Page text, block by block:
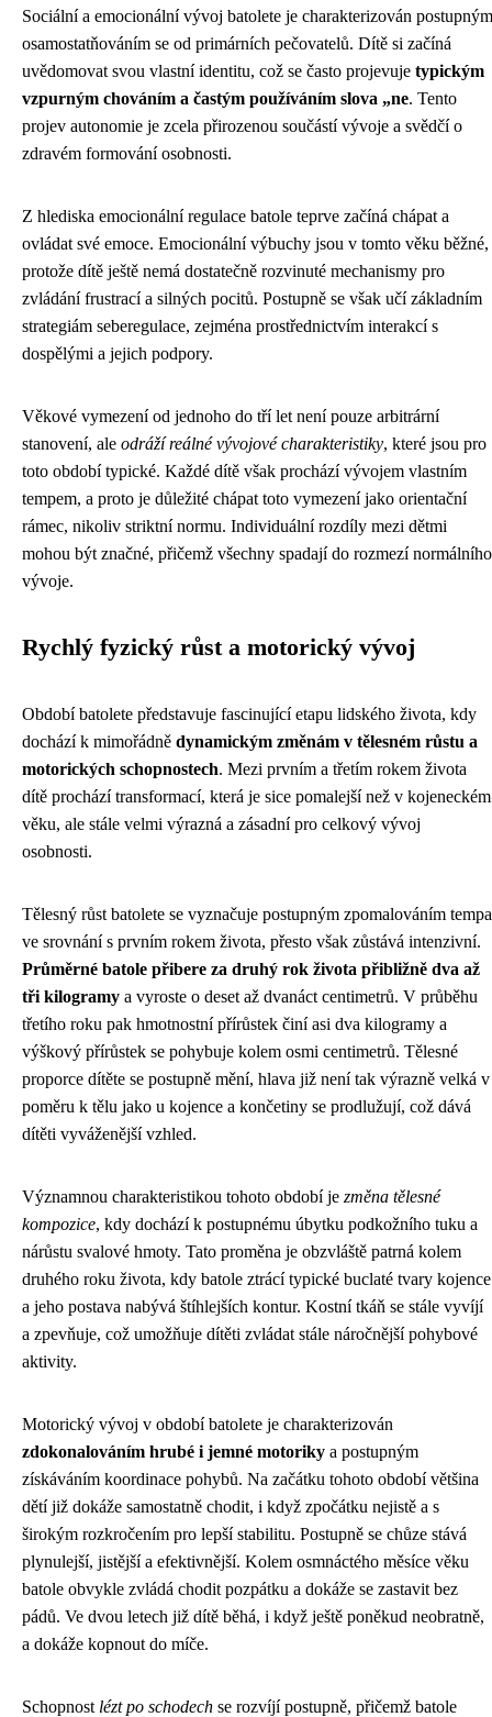
Sociální a emocionální vývoj batolete je charakterizován postupným
osamostatňováním se od primárních pečovatelů. Dítě si začíná
uvědomovat svou vlastní identitu, což se často projevuje typickým
vzpurným chováním a častým používáním slova „ne. Tento
projev autonomie je zcela přirozenou součástí vývoje a svědčí o
zdravém formování osobnosti.
Z hlediska emocionální regulace batole teprve začíná chápat a
ovládat své emoce. Emocionální výbuchy jsou v tomto věku běžné,
protože dítě ještě nemá dostatečně rozvinuté mechanismy pro
zvládání frustrací a silných pocitů. Postupně se však učí základním
strategiám seberegulace, zejména prostřednictvím interakcí s
dospělými a jejich podpory.
Věkové vymezení od jednoho do tří let není pouze arbitrární
stanovení, ale odráží reálné vývojové charakteristiky, které jsou pro
toto období typické. Každé dítě však prochází vývojem vlastním
tempem, a proto je důležité chápat toto vymezení jako orientační
rámec, nikoliv striktní normu. Individuální rozdíly mezi dětmi
mohou být značné, přičemž všechny spadají do rozmezí normálního
vývoje.
Rychlý fyzický růst a motorický vývoj
Období batolete představuje fascinující etapu lidského života, kdy
dochází k mimořádně dynamickým změnám v tělesném růstu a
motorických schopnostech. Mezi prvním a třetím rokem života
dítě prochází transformací, která je sice pomalejší než v kojeneckém
věku, ale stále velmi výrazná a zásadní pro celkový vývoj
osobnosti.
Tělesný růst batolete se vyznačuje postupným zpomalováním tempa
ve srovnání s prvním rokem života, přesto však zůstává intenzivní.
Průměrné batole přibere za druhý rok života přibližně dva až
tři kilogramy a vyroste o deset až dvanáct centimetrů. V průběhu
třetího roku pak hmotnostní přírůstek činí asi dva kilogramy a
výškový přírůstek se pohybuje kolem osmi centimetrů. Tělesné
proporce dítěte se postupně mění, hlava již není tak výrazně velká v
poměru k tělu jako u kojence a končetiny se prodlužují, což dává
dítěti vyváženější vzhled.
Významnou charakteristikou tohoto období je změna tělesné
kompozice, kdy dochází k postupnému úbytku podkožního tuku a
nárůstu svalové hmoty. Tato proměna je obzvláště patrná kolem
druhého roku života, kdy batole ztrácí typické buclaté tvary kojence
a jeho postava nabývá štíhlejších kontur. Kostní tkáň se stále vyvíjí
a zpevňuje, což umožňuje dítěti zvládat stále náročnější pohybové
aktivity.
Motorický vývoj v období batolete je charakterizován
zdokonalováním hrubé i jemné motoriky a postupným
získáváním koordinace pohybů. Na začátku tohoto období většina
dětí již dokáže samostatně chodit, i když zpočátku nejistě a s
širokým rozkročením pro lepší stabilitu. Postupně se chůze stává
plynulejší, jistější a efektivnější. Kolem osmnáctého měsíce věku
batole obvykle zvládá chodit pozpátku a dokáže se zastavit bez
pádů. Ve dvou letech již dítě běhá, i když ještě poněkud neobratně,
a dokáže kopnout do míče.
Schopnost lézt po schodech se rozvíjí postupně, přičemž batole